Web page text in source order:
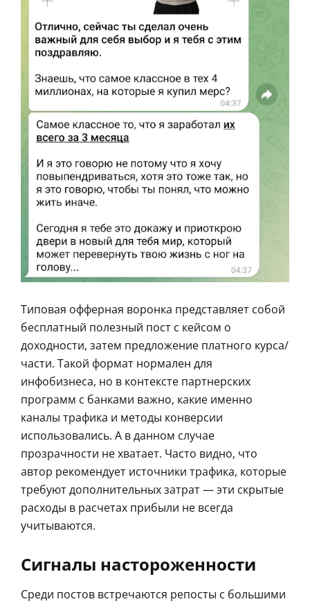
Типовая офферная воронка представляет собой
бесплатный полезный пост с кейсом о
доходности, затем предложение платного курса/
части. Такой формат нормален для
инфобизнеса, но в контексте партнерских
программ с банками важно, какие именно
каналы трафика и методы конверсии
использовались. А в данном случае
прозрачности не хватает. Часто видно, что
автор рекомендует источники трафика, которые
требуют дополнительных затрат — эти скрытые
расходы в расчетах прибыли не всегда
учитываются.
Сигналы настороженности
Среди постов встречаются репосты с большими